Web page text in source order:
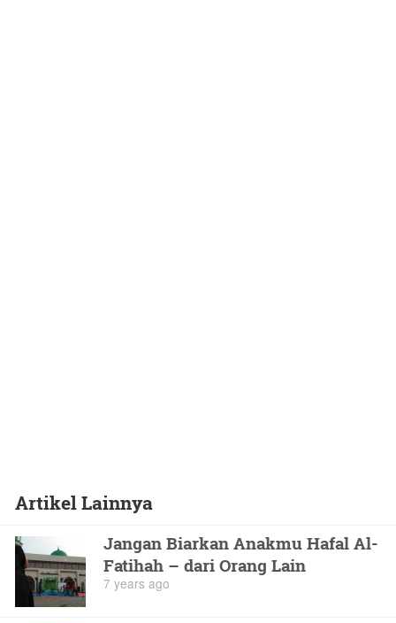
Artikel Lainnya
Jangan Biarkan Anakmu Hafal Al-
Fatihah – dari Orang Lain
7 years ago